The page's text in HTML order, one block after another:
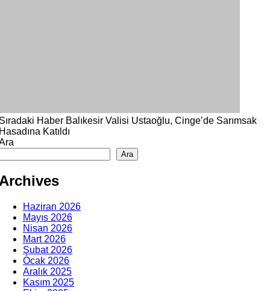
Haber Balıkesir Valisi Ustaoğlu, Cinge’de Sarımsak
Katıldı
Ara
Haziran 2026
Mayıs 2026
Nisan 2026
Mart 2026
Şubat 2026
Ocak 2026
Aralık 2025
Kasım 2025